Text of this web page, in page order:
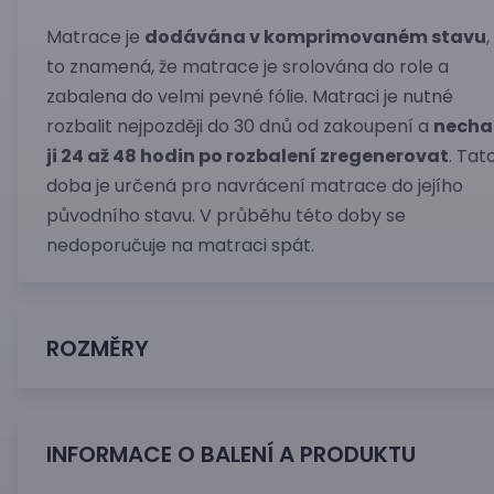
Matrace je dodávána v komprimovaném stavu,
to znamená, že matrace je srolována do role a
zabalena do velmi pevné fólie. Matraci je nutné
rozbalit nejpozději do 30 dnů od zakoupení a
ji 24 až 48 hodin po rozbalení zregenerovat.
doba je určená pro navrácení matrace do jejího
původního stavu. V průběhu této doby se
nedoporučuje na matraci spát.
ROZMĚRY
INFORMACE O BALENÍ A PRODUKTU